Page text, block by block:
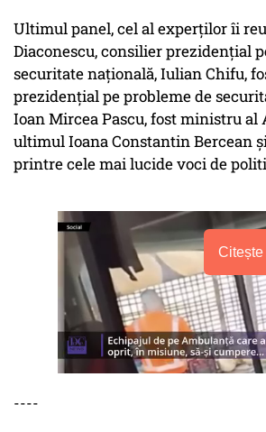
Ultimul panel, cel al experților îi
Diaconescu, consilier prezidențial
securitate națională, Iulian Chifu,
prezidențial pe probleme de
Ioan Mircea Pascu, fost ministru
ultimul Ioana Constantin Bercean
printre cele mai lucide voci de
Citește
----